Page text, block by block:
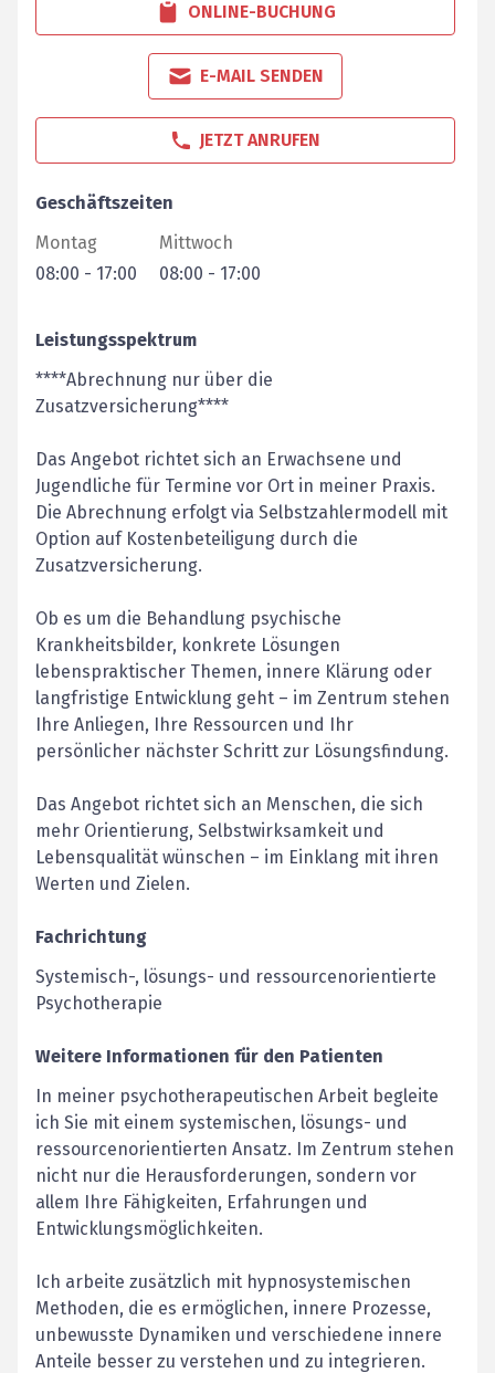
ONLINE-BUCHUNG
E-MAIL SENDEN
JETZT ANRUFEN
Geschäftszeiten
Montag
08:00 - 17:00
Mittwoch
08:00 - 17:00
Leistungsspektrum
****Abrechnung nur über die
Zusatzversicherung****
Das Angebot richtet sich an Erwachsene und
Jugendliche für Termine vor Ort in meiner Praxis.
Die Abrechnung erfolgt via Selbstzahlermodell mit
Option auf Kostenbeteiligung durch die
Zusatzversicherung.
Ob es um die Behandlung psychische
Krankheitsbilder, konkrete Lösungen
lebenspraktischer Themen, innere Klärung oder
langfristige Entwicklung geht – im Zentrum stehen
Ihre Anliegen, Ihre Ressourcen und Ihr
persönlicher nächster Schritt zur Lösungsfindung.
Das Angebot richtet sich an Menschen, die sich
mehr Orientierung, Selbstwirksamkeit und
Lebensqualität wünschen – im Einklang mit ihren
Werten und Zielen.
Fachrichtung
Systemisch-, lösungs- und ressourcenorientierte
Psychotherapie
Weitere Informationen für den Patienten
In meiner psychotherapeutischen Arbeit begleite
ich Sie mit einem systemischen, lösungs- und
ressourcenorientierten Ansatz. Im Zentrum stehen
nicht nur die Herausforderungen, sondern vor
allem Ihre Fähigkeiten, Erfahrungen und
Entwicklungsmöglichkeiten.
Ich arbeite zusätzlich mit hypnosystemischen
Methoden, die es ermöglichen, innere Prozesse,
unbewusste Dynamiken und verschiedene innere
Anteile besser zu verstehen und zu integrieren.